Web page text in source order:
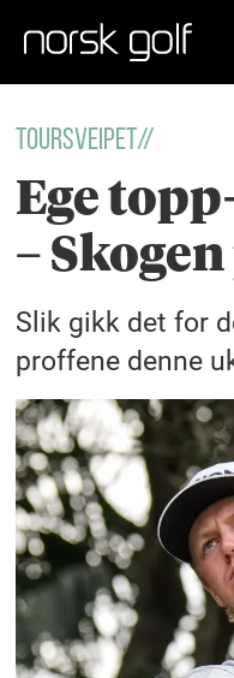
TOURSVEIPET//
Ege
–
Slik gikk det for
proffene denne